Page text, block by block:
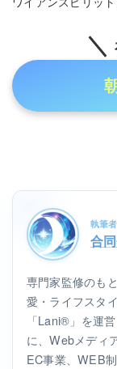
ワイアンスピリッ
執筆者
合
専門家監修のも
愛・ライフスタ
「Lani®」を運
に、Webメディ
EC事業、WEB